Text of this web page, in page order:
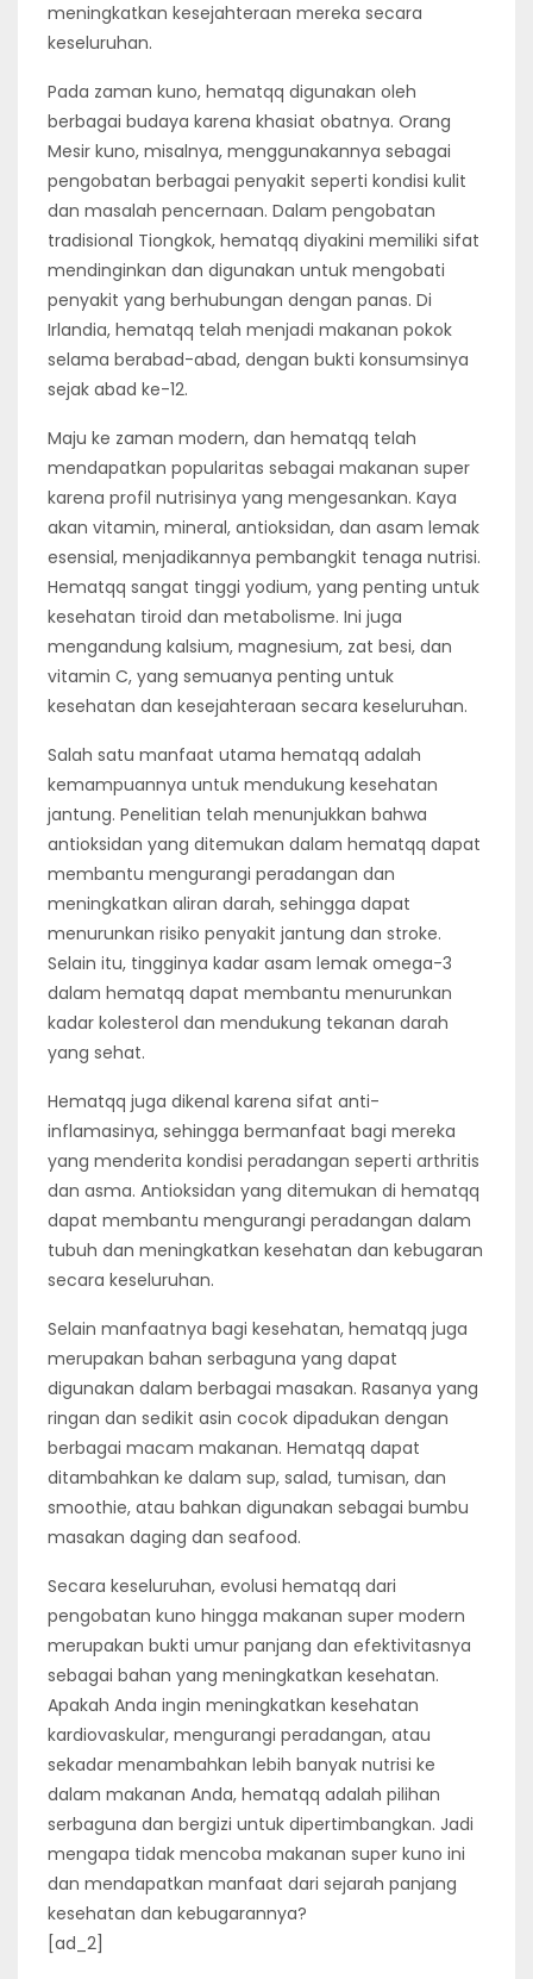
meningkatkan kesejahteraan mereka secara
keseluruhan.
Pada zaman kuno, hematqq digunakan oleh
berbagai budaya karena khasiat obatnya. Orang
Mesir kuno, misalnya, menggunakannya sebagai
pengobatan berbagai penyakit seperti kondisi kulit
dan masalah pencernaan. Dalam pengobatan
tradisional Tiongkok, hematqq diyakini memiliki sifat
mendinginkan dan digunakan untuk mengobati
penyakit yang berhubungan dengan panas. Di
Irlandia, hematqq telah menjadi makanan pokok
selama berabad-abad, dengan bukti konsumsinya
sejak abad ke-12.
Maju ke zaman modern, dan hematqq telah
mendapatkan popularitas sebagai makanan super
karena profil nutrisinya yang mengesankan. Kaya
akan vitamin, mineral, antioksidan, dan asam lemak
esensial, menjadikannya pembangkit tenaga nutrisi.
Hematqq sangat tinggi yodium, yang penting untuk
kesehatan tiroid dan metabolisme. Ini juga
mengandung kalsium, magnesium, zat besi, dan
vitamin C, yang semuanya penting untuk
kesehatan dan kesejahteraan secara keseluruhan.
Salah satu manfaat utama hematqq adalah
kemampuannya untuk mendukung kesehatan
jantung. Penelitian telah menunjukkan bahwa
antioksidan yang ditemukan dalam hematqq dapat
membantu mengurangi peradangan dan
meningkatkan aliran darah, sehingga dapat
menurunkan risiko penyakit jantung dan stroke.
Selain itu, tingginya kadar asam lemak omega-3
dalam hematqq dapat membantu menurunkan
kadar kolesterol dan mendukung tekanan darah
yang sehat.
Hematqq juga dikenal karena sifat anti-
inflamasinya, sehingga bermanfaat bagi mereka
yang menderita kondisi peradangan seperti arthritis
dan asma. Antioksidan yang ditemukan di hematqq
dapat membantu mengurangi peradangan dalam
tubuh dan meningkatkan kesehatan dan kebugaran
secara keseluruhan.
Selain manfaatnya bagi kesehatan, hematqq juga
merupakan bahan serbaguna yang dapat
digunakan dalam berbagai masakan. Rasanya yang
ringan dan sedikit asin cocok dipadukan dengan
berbagai macam makanan. Hematqq dapat
ditambahkan ke dalam sup, salad, tumisan, dan
smoothie, atau bahkan digunakan sebagai bumbu
masakan daging dan seafood.
Secara keseluruhan, evolusi hematqq dari
pengobatan kuno hingga makanan super modern
merupakan bukti umur panjang dan efektivitasnya
sebagai bahan yang meningkatkan kesehatan.
Apakah Anda ingin meningkatkan kesehatan
kardiovaskular, mengurangi peradangan, atau
sekadar menambahkan lebih banyak nutrisi ke
dalam makanan Anda, hematqq adalah pilihan
serbaguna dan bergizi untuk dipertimbangkan. Jadi
mengapa tidak mencoba makanan super kuno ini
dan mendapatkan manfaat dari sejarah panjang
kesehatan dan kebugarannya?
[ad_2]